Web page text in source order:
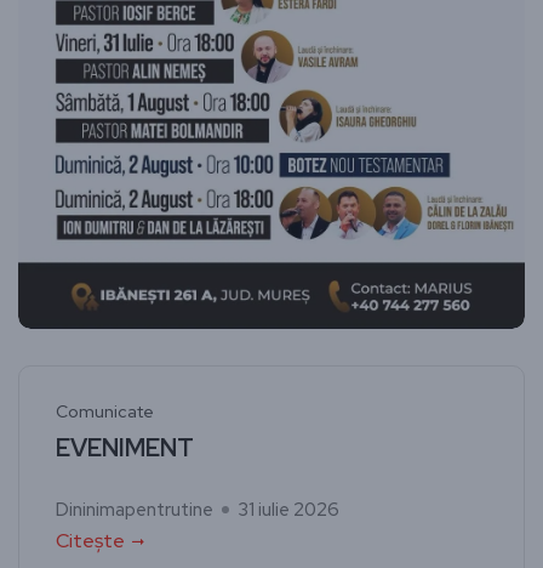
Comunicate
EVENIMENT
Dininimapentrutine 31 iulie 2026
Citește